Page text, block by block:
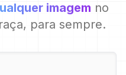
imagem no
para sempre.